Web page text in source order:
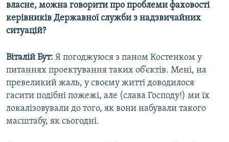
власне, можна говорити про проблеми фаховості
керівників Державної служби з надзвичайних
ситуацій?
Віталій Бут: Я погоджуюся з паном Костенком у
питаннях проектування таких об’єктів. Мені, на
превеликий жаль, у своєму житті доводилося
гасити подібні пожежі, але (слава Господу!) ми їх
локалізовували до того, як вони набували такого
масштабу, як сьогодні.